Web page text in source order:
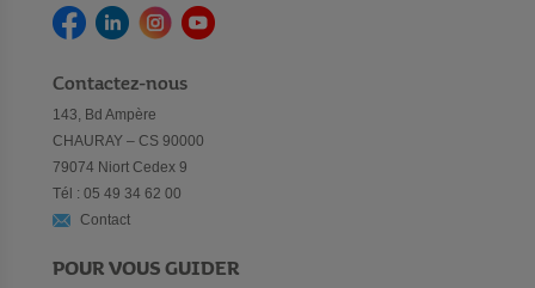
Contactez-nous
143, Bd Ampère
CHAURAY – CS 90000
79074 Niort Cedex 9
Tél : 05 49 34 62 00
Contact
POUR VOUS GUIDER